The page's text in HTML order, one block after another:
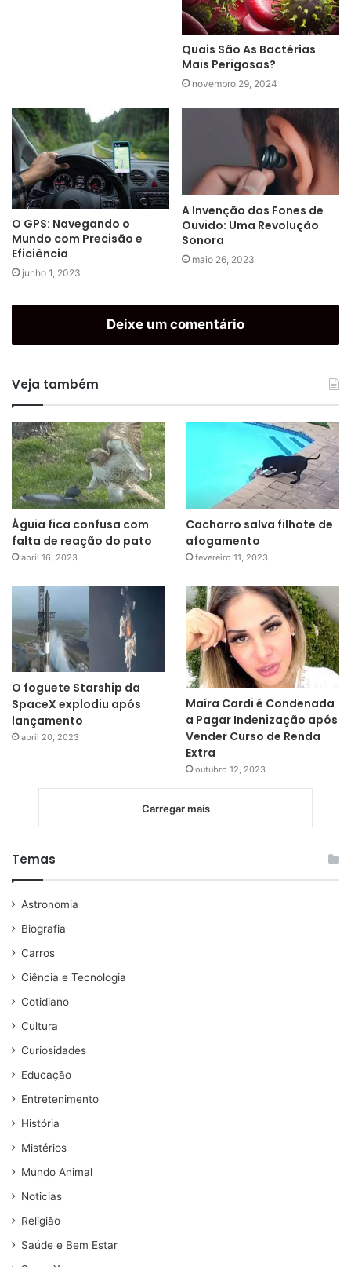
Quais São As Bactérias
Mais Perigosas?
novembro 29, 2024
O GPS: Navegando o
Mundo com Precisão e
Eficiência
junho 1, 2023
A Invenção dos Fones de
Ouvido: Uma Revolução
Sonora
maio 26, 2023
Deixe um comentário
Veja também
Águia fica confusa com
falta de reação do pato
abril 16, 2023
Cachorro salva filhote de
afogamento
fevereiro 11, 2023
O foguete Starship da
SpaceX explodiu após
lançamento
abril 20, 2023
Maíra Cardi é Condenada
a Pagar Indenização após
Vender Curso de Renda
Extra
outubro 12, 2023
Carregar mais
Temas
Astronomia
Biografia
Carros
Ciência e Tecnologia
Cotidiano
Cultura
Curiosidades
Educação
Entretenimento
História
Mistérios
Mundo Animal
Noticias
Religião
Saúde e Bem Estar